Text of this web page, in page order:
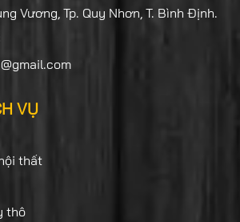
Vương, Tp. Quy Nhơn, T. Bình Định.
VỤ
thất
thô